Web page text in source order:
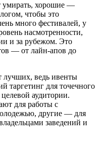
умирать, хорошие —
чтобы это
много фестивалей, у
насмотренности,
и за рубежом. Это
— от лайн-апов до
ведь ивенты
таргетинг для точечного
аудитории.
для работы с
другие — для
заведений и